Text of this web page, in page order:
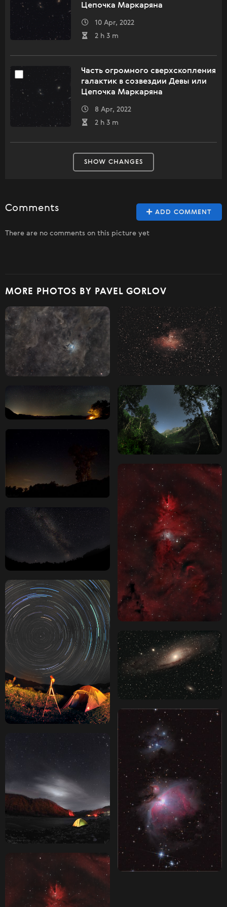
Цепочка Маркаряна
10 Apr, 2022
2 h 3 m
Часть огромного сверхскопления
галактик в созвездии Девы или
Цепочка Маркаряна
8 Apr, 2022
2 h 3 m
SHOW CHANGES
ADD COMMENT
Comments
There are no comments on this picture yet
MORE PHOTOS BY PAVEL GORLOV